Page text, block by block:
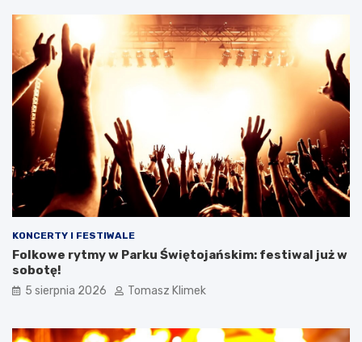
KONCERTY I FESTIWALE
Folkowe rytmy w Parku Świętojańskim: festiwal już w
sobotę!
5 sierpnia 2026 Tomasz Klimek